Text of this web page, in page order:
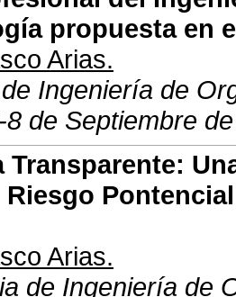
propuesta en
Arias.
Ingeniería de
8 de Septiembre
Transparente:
Arias.
de Ingeniería de